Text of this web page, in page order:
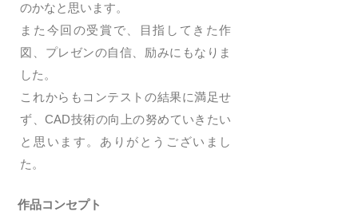
のかなと思います。
また今回の受賞で、目指してきた作
図、プレゼンの自信、励みにもなりま
した。
これからもコンテストの結果に満足せ
ず、CAD技術の向上の努めていきたい
と思います。ありがとうございまし
た。
作品コンセプト